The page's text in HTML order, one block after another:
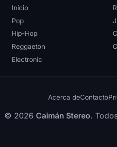
Inicio
Pop
Hip-Hop
Reggaeton
Electronic
Acerca deContacto
© 2026 Caimán Stereo.